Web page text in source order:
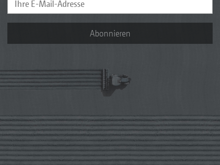
Abonnieren